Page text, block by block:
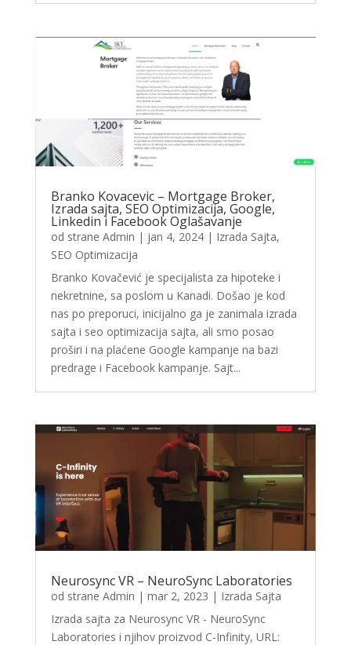
Branko Kovacevic – Mortgage Broker,
Izrada sajta, SEO Optimizacija, Google,
Linkedin i Facebook Oglašavanje
od strane Admin | jan 4, 2024| Izrada Sajta,
SEO Optimizacija
Branko Kovačević je specijalista za hipoteke i
nekretnine, sa poslom u Kanadi. Došao je kod
nas po preporuci, inicijalno ga je zanimala izrada
sajta i seo optimizacija sajta, ali smo posao
proširi i na plaćene Google kampanje na bazi
predrage i Facebook kampanje. Sajt...
Neurosync VR – NeuroSync Laboratories
od strane Admin | mar 2, 2023 | Izrada Sajta
Izrada sajta za Neurosync VR - NeuroSync
Laboratories i njihov proizvod C-Infinity, URL: